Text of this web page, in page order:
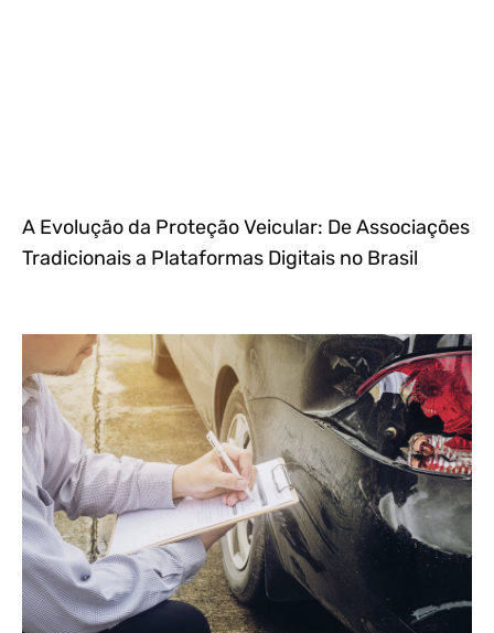
A Evolução da Proteção Veicular: De Associações
Tradicionais a Plataformas Digitais no Brasil